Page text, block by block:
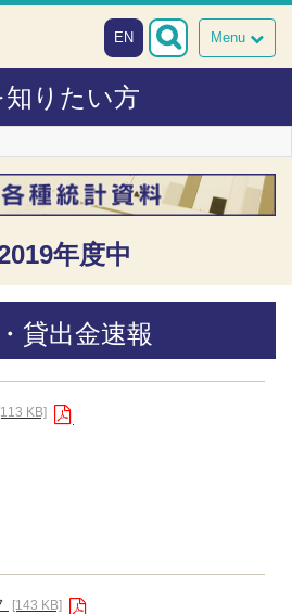
Menu
EN
りたい方
年度中
貸出金速報
[113 KB]
[143 KB]